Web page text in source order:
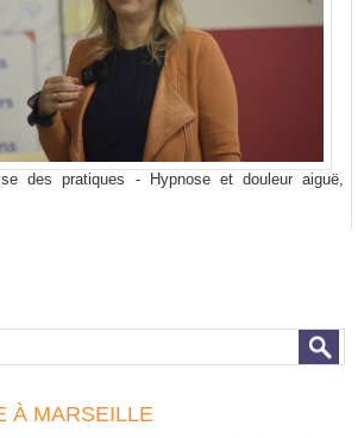
des pratiques - Hypnose et douleur aiguë,
À MARSEILLE